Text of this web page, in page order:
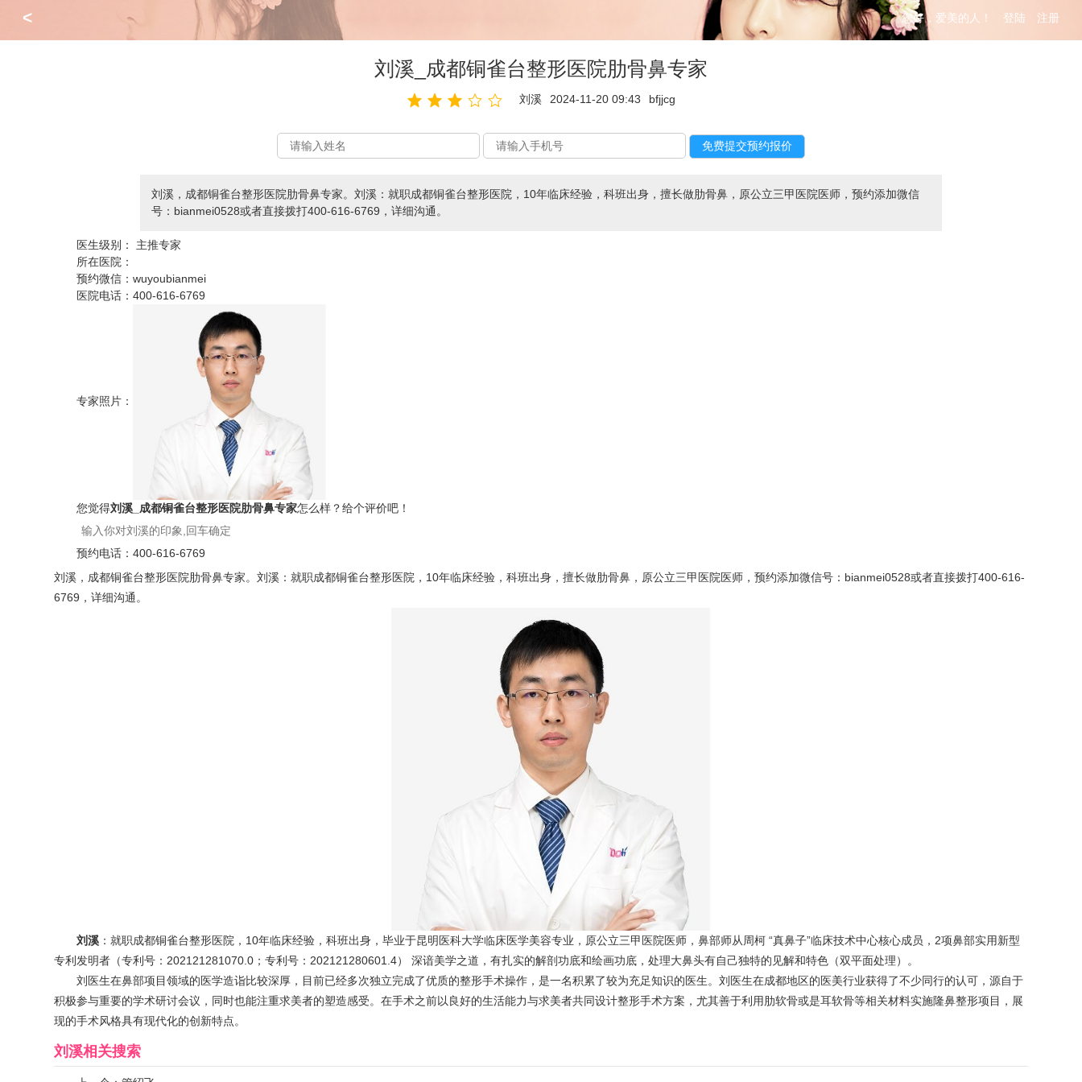
< 您好，爱美的人！ 登陆 注册
刘溪_成都铜雀台整形医院肋骨鼻专家
刘溪 2024-11-20 09:43 bfjjcg
刘溪，成都铜雀台整形医院肋骨鼻专家。刘溪：就职成都铜雀台整形医院，10年临床经验，科班出身，擅长做肋骨鼻，原公立三甲医院医师，预约添加微信
号：bianmei0528或者直接拨打400-616-6769，详细沟通。
医生级别：
主推专家
所在医院：
预约微信：wuyoubianmei
医院电话：400-616-6769
专家照片：
您觉得刘溪_成都铜雀台整形医院肋骨鼻专家怎么样？给个评价吧！
预约电话：400-616-6769
刘溪，成都铜雀台整形医院肋骨鼻专家。刘溪：就职成都铜雀台整形医院，10年临床经验，科班出身，擅长做肋骨鼻，原公立三甲医院医师，预约添加微信号：bianmei0528或者直接拨打400-616-
6769，详细沟通。
刘溪 ：就职成都铜雀台整形医院，10年临床经验，科班出身，毕业于昆明医科大学临床医学美容专业，原公立三甲医院医师，鼻部师从周柯 “真鼻子”临床技术中心核心成员，2项鼻部实用新型
专利发明者（专利号：202121281070.0；专利号：202121280601.4） 深谙美学之道，有扎实的解剖功底和绘画功底，处理大鼻头有自己独特的见解和特色（双平面处理）。
刘医生在鼻部项目领域的医学造诣比较深厚，目前已经多次独立完成了优质的整形手术操作，是一名积累了较为充足知识的医生。刘医生在成都地区的医美行业获得了不少同行的认可，源自于
积极参与重要的学术研讨会议，同时也能注重求美者的塑造感受。在手术之前以良好的生活能力与求美者共同设计整形手术方案，尤其善于利用肋软骨或是耳软骨等相关材料实施隆鼻整形项目，展
现的手术风格具有现代化的创新特点。
刘溪相关搜索